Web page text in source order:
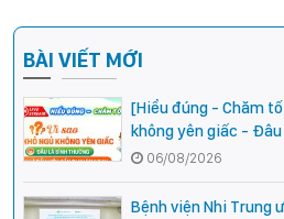
BÀI VIẾT MỚI
[Hiểu đúng - Chăm
không yên giấc -
hiệu cần đi khám
06/08/2026
Bệnh viện Nhi Trung